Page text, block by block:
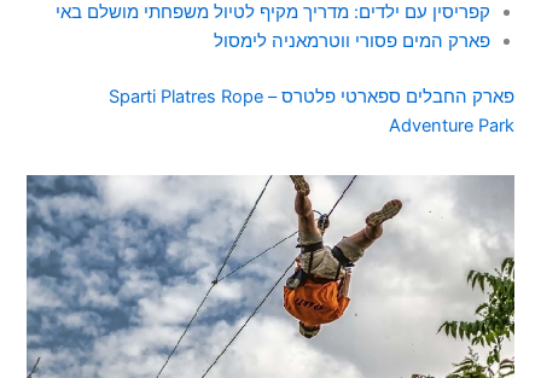
קפריסין עם ילדים: מדריך מקיף לטיול משפחתי מושלם באי
פארק המים פסורי ווטרמאניה לימסול
פארק החבלים ספארטי פלטרס – Sparti Platres Rope
Adventure Park